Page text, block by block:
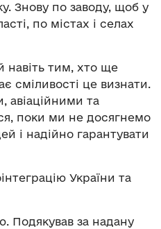
Знову по заводу, щоб у
по містах і селах
навіть тим, хто ще
сміливості це визнати.
авіаційними та
поки ми не досягнемо
і надійно гарантувати
України та
Подякував за надану